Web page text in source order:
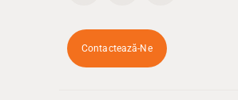
Contactează-Ne